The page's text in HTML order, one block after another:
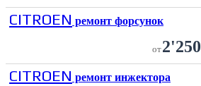
CITROEN ремонт форсунок
от2'250
CITROEN ремонт инжектора